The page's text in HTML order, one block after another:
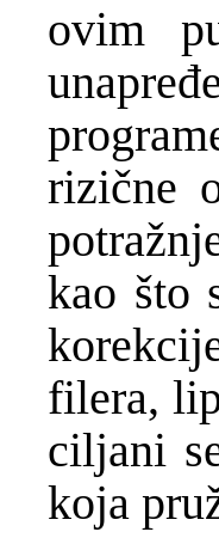
ovim
rizične
kao što
filera,
ciljani
koja